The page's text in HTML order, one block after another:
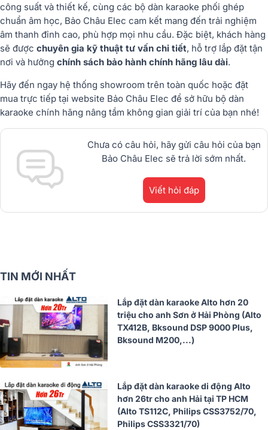
công suất và thiết kế, cùng các bộ dàn karaoke phối ghép
chuẩn âm học, Bảo Châu Elec cam kết mang đến trải nghiệm
âm thanh đỉnh cao, phù hợp mọi nhu cầu. Đặc biệt, khách hàng
sẽ được chuyên gia kỹ thuật tư vấn chi tiết, hỗ trợ lắp đặt tận
nơi và hưởng chính sách bảo hành chính hãng lâu dài.
Hãy đến ngay hệ thống showroom trên toàn quốc hoặc đặt
mua trực tiếp tại website Bảo Châu Elec để sở hữu bộ dàn
karaoke chính hãng nâng tầm không gian giải trí của bạn nhé!
Chưa có câu hỏi, hãy gửi câu hỏi của bạn
Bảo Châu Elec sẽ trả lời sớm nhất.
Viết hỏi đáp
TIN MỚI NHẤT
Lắp đặt dàn karaoke Alto hơn 20
triệu cho anh Sơn ở Hải Phòng (Alto
TX412B, Bksound DSP 9000 Plus,
Bksound M200,...)
Lắp đặt dàn karaoke di động Alto
hơn 26tr cho anh Hải tại TP HCM
(Alto TS112C, Philips CSS3752/70,
Philips CSS3321/70)